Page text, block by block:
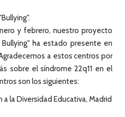
y febrero, nuestro proyecto
ha estado presente en
a estos centros por
sobre el síndrome 22q11 en el
son los siguientes:
a la Diversidad Educativa, Madrid